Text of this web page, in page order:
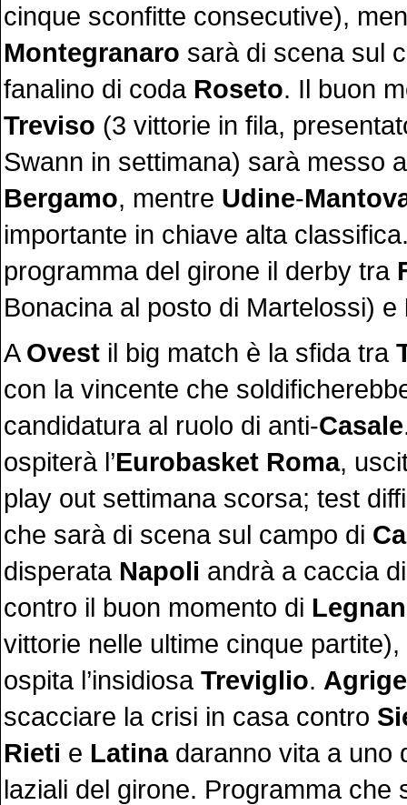
cinque sconfitte consecutive),
Montegranaro sarà di scena sul
fanalino di coda Roseto. Il buon
Treviso (3 vittorie in fila,
Swann in settimana) sarà messo
Bergamo, mentre Udine-
importante in chiave alta
programma del girone il derby tra
Bonacina al posto di Martelossi) e
A Ovest il big match è la sfida tra
con la vincente che
candidatura al ruolo di anti-Casale
ospiterà l’Eurobasket Roma,
play out settimana scorsa; test
che sarà di scena sul campo di
disperata Napoli andrà a caccia
contro il buon momento di
vittorie nelle ultime cinque
ospita l’insidiosa Treviglio.
scacciare la crisi in casa contro
Rieti e Latinadaranno vita a uno
laziali del girone. Programma che